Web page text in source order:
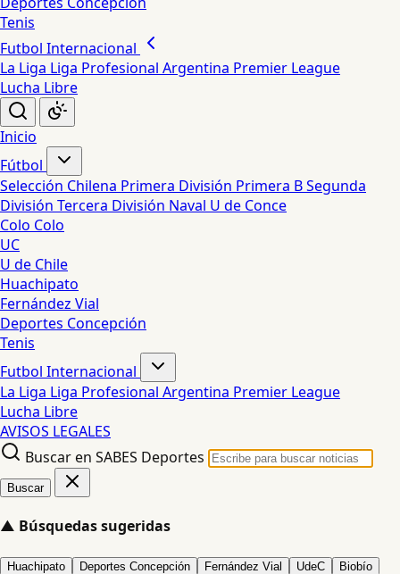
Tenis
Futbol Internacional
La Liga Liga Profesional Argentina Premier League
Lucha Libre
Inicio
Fútbol
Selección Chilena Primera División Primera BSegunda
División Tercera División Naval U de Conce
Colo Colo
UC
U de Chile
Huachipato
Fernández Vial
Deportes Concepción
Tenis
Futbol Internacional
La Liga Liga Profesional Argentina Premier League
Lucha Libre
AVISOS LEGALES
Buscar en SABES Deportes
Buscar
▲ Búsquedas sugeridas
Huachipato Deportes Concepción Fernández Vial UdeC Biobío